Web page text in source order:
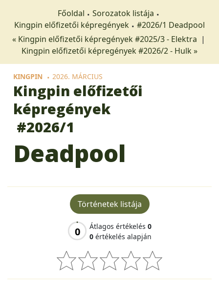
Főoldal
Sorozatok listája
Kingpin előfizetői képregények
#2026/1 Deadpool
« Kingpin előfizetői képregények #2025/3 - Elektra |
Kingpin előfizetői képregények #2026/2 - Hulk »
KINGPIN 2026. MÁRCIUS
Kingpin előfizetői
képregények
#2026/1
Deadpool
Történetek listája
0 Átlagos értékelés 0
0 értékelés alapján